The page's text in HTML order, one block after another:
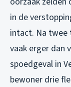
in de
intact. Na twee
vaak erger dan
spoedgeval in
bewoner drie